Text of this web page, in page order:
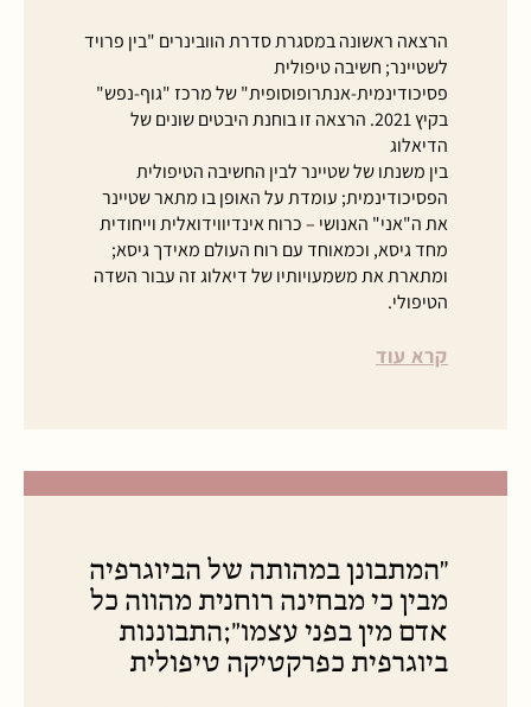
הרצאה ראשונה במסגרת סדרת הוובינרים "בין פרויד
לשטיינר; חשיבה טיפולית
פסיכודינמית-אנתרופוסופית" של מרכז "גוף-נפש"
בקיץ 2021. הרצאה זו בוחנת היבטים שונים של
הדיאלוג
בין משנתו של שטיינר לבין החשיבה הטיפולית
הפסיכודינמית; עומדת על האופן בו מתאר שטיינר
את ה"אני" האנושי – כרוח אינדיווידואלית וייחודית
מחד גיסא, וכמאוחד עם רוח העולם מאידך גיסא;
ומתארת את משמעויותיו של דיאלוג זה עבור השדה
הטיפולי.
קרא עוד
"המתבונן במהותה של הביוגרפיה
מבין כי מבחינה רוחנית מהווה כל
אדם מין בפני עצמו״;התבוננות
ביוגרפית כפרקטיקה טיפולית